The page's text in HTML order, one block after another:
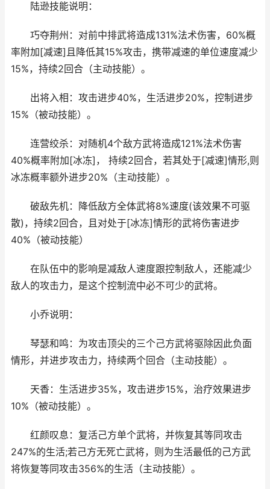
陆逊技能说明：
巧夺荆州：对前中排武将造成131%法术伤害，60%概
率附加[减速]且降低其15%攻击，携带减速的单位速度减少
15%，持续2回合（主动技能）。
出将入相：攻击进步40%，生活进步20%，控制进步
15%（被动技能）。
连营绞杀：对随机4个敌方武将造成121%法术伤害
40%概率附加[冰冻]， 持续2回合，若其处于[减速]情形,则
冰冻概率额外进步20%（主动技能）。
破敌先机：降低敌方全体武将8%速度(该效果不可驱
散)，持续2回合，且对处于[冰冻]情形的武将伤害进步
40%（被动技能）
在队伍中的影响是减敌人速度跟控制敌人，还能减少
敌人的攻击力，是这个控制流中必不可少的武将。
小乔说明：
琴瑟和鸣：为攻击顶尖的三个己方武将驱除因此负面
情形，并进步攻击力，持续两个回合（主动技能）。
天香：生活进步35%，攻击进步15%，治疗效果进步
10%（被动技能）。
红颜叹息：复活己方单个武将，并恢复其等同攻击
247%的生活;若己方无死亡武将，则为生活最低的己方武
将恢复等同攻击356%的生活（主动技能）。